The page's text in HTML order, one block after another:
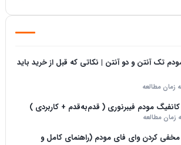
تک آنتن و دو آنتن | نکاتی که قبل از خرید باید
مودم فیبرنوری ( قدم‌به‌قدم + کاربردی )
کردن وای فای مودم (راهنمای کامل و